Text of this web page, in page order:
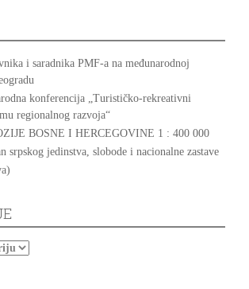
i saradnika PMF-a na međunarodnoj
konferencija „Turističko-rekreativni
regionalnog razvoja“
BOSNE I HERCEGOVINE 1 : 400 000
srpskog jedinstva, slobode i nacionalne zastave